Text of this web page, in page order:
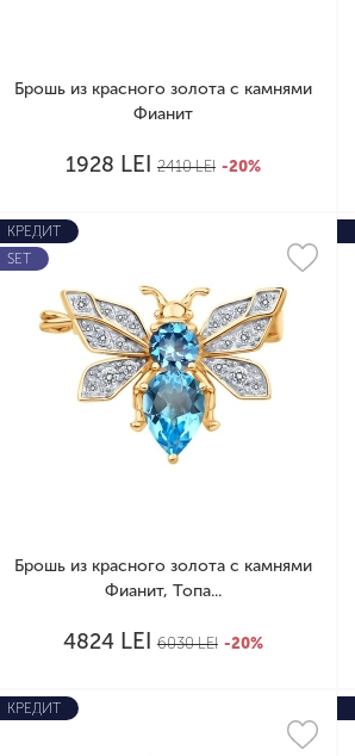
Брошь из красного золота с камнями
Фианит
1928 LEI 2410LEI -20%
КРЕДИТ
SET
Брошь из красного золота с камнями
Фианит, Топа...
4824 LEI 6030LEI -20%
КРЕДИТ